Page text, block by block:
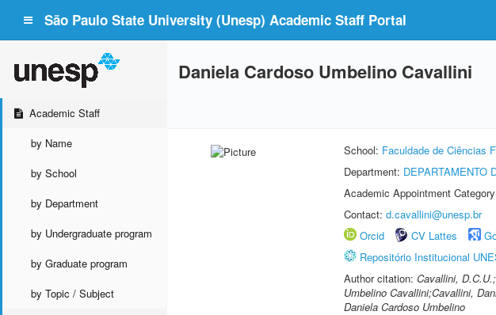
São Paulo State University (Unesp) Academic Staff Portal
Academic Staff
by Name
by School
by Department
by Undergraduate program
by Graduate program
by Topic / Subject
Daniela Cardoso Umbelino Cavallini
School: Faculdade de Ciências
Department: DEPARTAMENTO
Academic Appointment
Contact: d.cavallini@unesp.br
Orcid
CV Lattes
Repositório Institucional
Author citation: Cavallini,
Umbelino Cavallini;Cavallini,
Daniela Cardoso Umbelino